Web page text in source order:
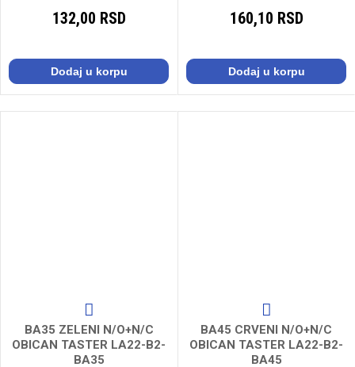
132,00 RSD
Dodaj u korpu
160,10 RSD
Dodaj u korpu
BA35 ZELENI N/O+N/C
OBICAN TASTER LA22-B2-
BA35
BA45 CRVENI N/O+N/C
OBICAN TASTER LA22-B2-
BA45